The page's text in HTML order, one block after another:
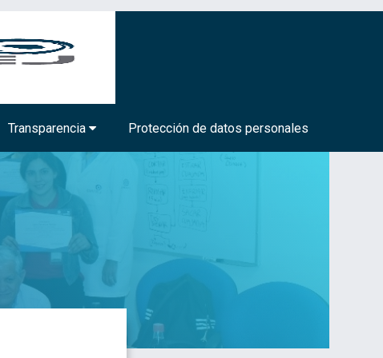
Transparencia Protección de datos personales